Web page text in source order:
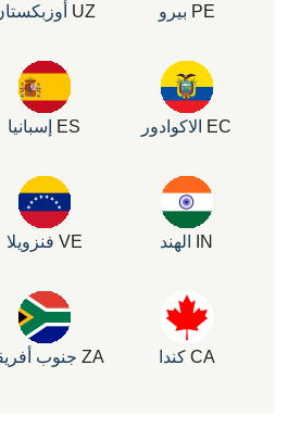
PY UZ أوزبكستان
CL ES الاكوادور
MA VE
AR ZA جنوب أفريقيا